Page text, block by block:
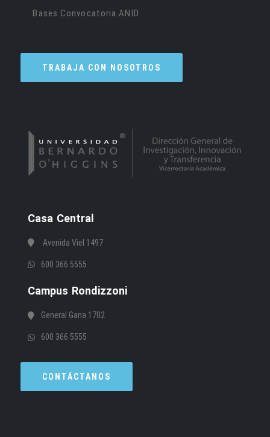
Casa Central
Avenida Viel 1497
600 366 5555
Campus Rondizzoni
General Gana 1702
600 366 5555
CONTÁCTANOS
Bases Convocatoria ANID
TRABAJA CON NOSOTROS